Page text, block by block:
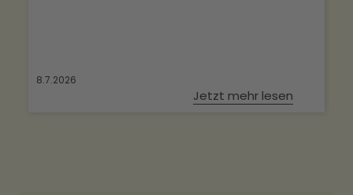
8.7.2026
Jetzt mehr lesen